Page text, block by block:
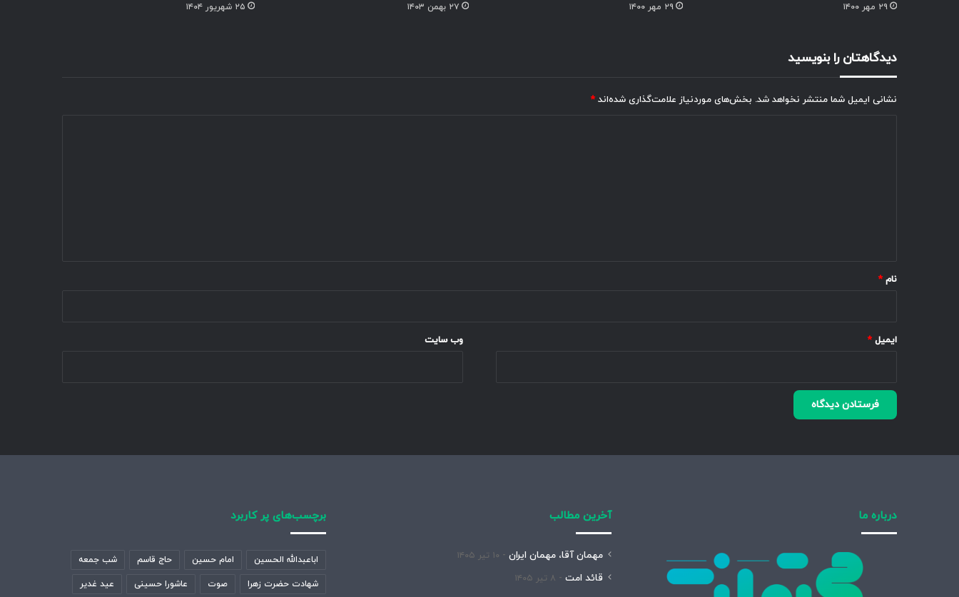
۲۹ مهر ۱۴۰۰ ۲۹ مهر ۱۴۰۰ ۲۷ بهمن ۱۴۰۳ ۲۵ شهریور ۱۴۰۴
دیدگاهتان را بنویسید
نشانی ایمیل شما منتشر نخواهد شد. بخش‌های موردنیاز علامت‌گذاری شده‌اند *
نام *
ایمیل * وب‌ سایت
درباره ما آخرین مطالب
مهمان آقا، مهمان ایران ۱۰ تیر ۱۴۰۵
قائد امت ۸ تیر ۱۴۰۵
برچسب‌های پر کاربرد
اباعبدالله الحسین امام حسین حاج قاسم شب جمعه
شهادت حضرت زهرا صوت عاشورا حسینی عید غدیر